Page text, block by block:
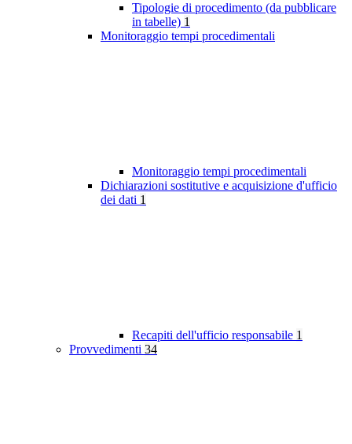
Tipologie di procedimento (da pubblicare
in tabelle) 1
Monitoraggio tempi procedimentali
Monitoraggio tempi procedimentali
Dichiarazioni sostitutive e acquisizione d'ufficio
dei dati 1
Recapiti dell'ufficio responsabile 1
Provvedimenti 34